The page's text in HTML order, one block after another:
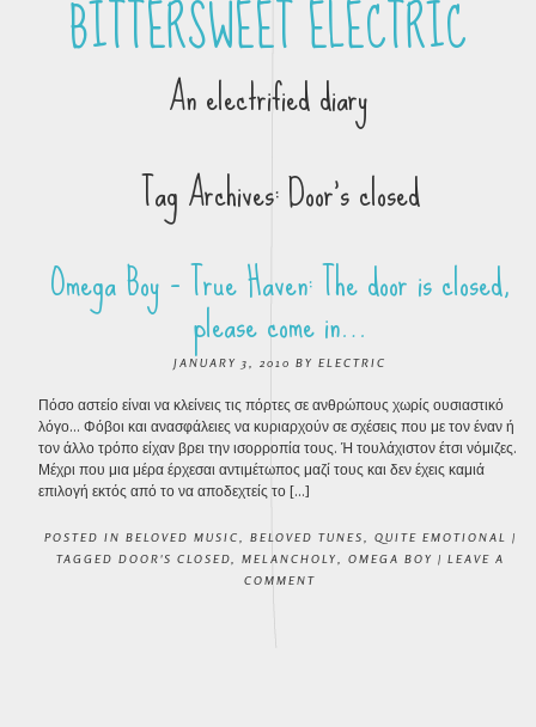
Skip to contentBITTERSWEET ELECTRIC
An electrified diary
Tag Archives:Door’s closed
Omega Boy – True Haven: The door is closed,
please come in…
JANUARY 3, 2010 BY ELECTRIC
Πόσο αστείο είναι να κλείνεις τις πόρτες σε ανθρώπους χωρίς ουσιαστικό
λόγο… Φόβοι και ανασφάλειες να κυριαρχούν σε σχέσεις που με τον έναν ή
τον άλλο τρόπο είχαν βρει την ισορροπία τους. Ή τουλάχιστον έτσι νόμιζες.
Μέχρι που μια μέρα έρχεσαι αντιμέτωπος μαζί τους και δεν έχεις καμιά
επιλογή εκτός από το να αποδεχτείς το […]
POSTED IN BELOVED MUSIC BELOVED TUNES QUITE EMOTIONAL
|
TAGGED DOOR'S CLOSED MELANCHOLY OMEGA BOY | LEAVE A
COMMENT
POST NAVIGATION